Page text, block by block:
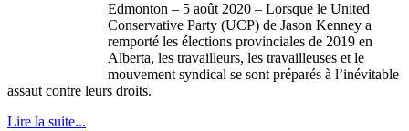
Edmonton – 5 août 2020 – Lorsque le United
Conservative Party (UCP) de Jason Kenney a
remporté les élections provinciales de 2019 en
Alberta, les travailleurs, les travailleuses et le
mouvement syndical se sont préparés à l’inévitable
assaut contre leurs droits.
Lire la suite...